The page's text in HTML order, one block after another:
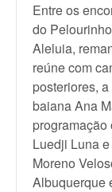
Entre os
do
Aleluia,
reúne com
posteriores,
baiana Ana
programação
Luedji Luna
Moreno
Albuquerque